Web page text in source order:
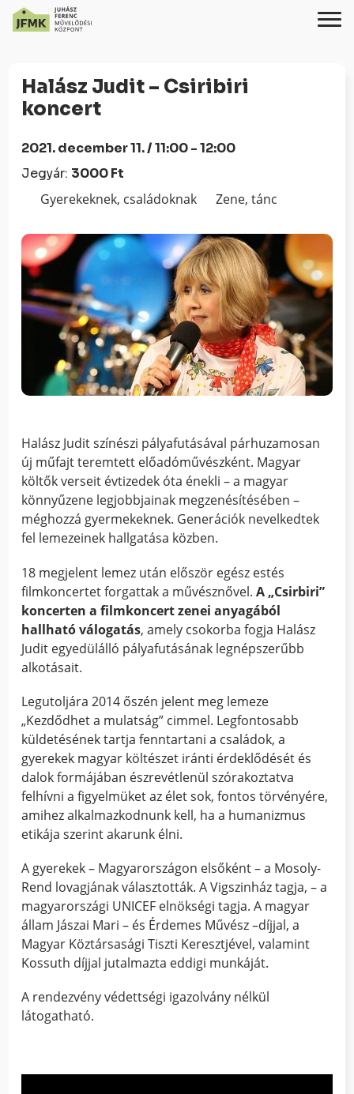
Content
navigációhoz
Halász Judit – Csiribiri
koncert
2021. december 11. / 11:00 - 12:00
Jegyár: 3000 Ft
Gyerekeknek, családoknak Zene, tánc
Halász Judit színészi pályafutásával párhuzamosan
új műfajt teremtett előadóművészként. Magyar
költők verseit évtizedek óta énekli – a magyar
könnyűzene legjobbjainak megzenésítésében –
méghozzá gyermekeknek. Generációk nevelkedtek
fel lemezeinek hallgatása közben.
18 megjelent lemez után először egész estés
filmkoncertet forgattak a művésznővel.A „Csirbiri”
koncerten a filmkoncert zenei anyagából
hallható válogatás, amely csokorba fogja Halász
Judit egyedülálló pályafutásának legnépszerűbb
alkotásait.
Legutoljára 2014 őszén jelent meg lemeze
„Kezdődhet a mulatság” cimmel. Legfontosabb
küldetésének tartja fenntartani a családok, a
gyerekek magyar költészet iránti érdeklődését és
dalok formájában észrevétlenül szórakoztatva
felhívni a figyelmüket az élet sok, fontos törvényére,
amihez alkalmazkodnunk kell, ha a humanizmus
etikája szerint akarunk élni.
A gyerekek – Magyarországon elsőként – a Mosoly-
Rend lovagjának választották. A Vigszinház tagja, – a
magyarországi UNICEF elnökségi tagja. A magyar
állam Jászai Mari – és Érdemes Művész –díjjal, a
Magyar Köztársasági Tiszti Keresztjével, valamint
Kossuth díjjal jutalmazta eddigi munkáját.
A rendezvény védettségi igazolvány nélkül
látogatható.